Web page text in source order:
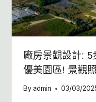
廠房景觀設計: 5
優美園區! 景觀
Byadmin 03/03/